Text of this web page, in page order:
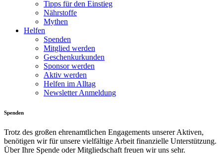
Tipps für den Einstieg
Nährstoffe
Mythen
Helfen
Spenden
Mitglied werden
Geschenkurkunden
Sponsor werden
Aktiv werden
Helfen im Alltag
Newsletter Anmeldung
Spenden
Trotz des großen ehrenamtlichen Engagements unserer Aktiven,
benötigen wir für unsere vielfältige Arbeit finanzielle Unterstützung.
Über Ihre Spende oder Mitgliedschaft freuen wir uns sehr.